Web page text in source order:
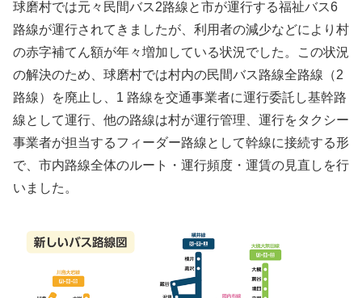
球磨村では元々民間バス2路線と市が運行する福祉バス6
路線が運行されてきましたが、利用者の減少などにより村
の赤字補てん額が年々増加している状況でした。この状況
の解決のため、球磨村では村内の民間バス路線全路線（2
路線）を廃止し、1 路線を交通事業者に運行委託し基幹路
線として運行、他の路線は村が運行管理、運行をタクシー
事業者が担当するフィーダー路線として幹線に接続する形
で、市内路線全体のルート・運行頻度・運賃の見直しを行
いました。